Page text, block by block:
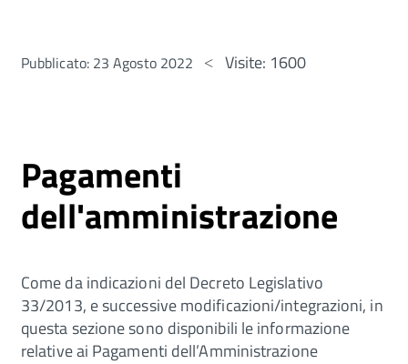
Pubblicato: 23 Agosto 2022 Visite: 1600
Pagamenti
dell'amministrazione
Come da indicazioni del Decreto Legislativo
33/2013, e successive modificazioni/integrazioni, in
questa sezione sono disponibili le informazione
relative ai Pagamenti dell’Amministrazione